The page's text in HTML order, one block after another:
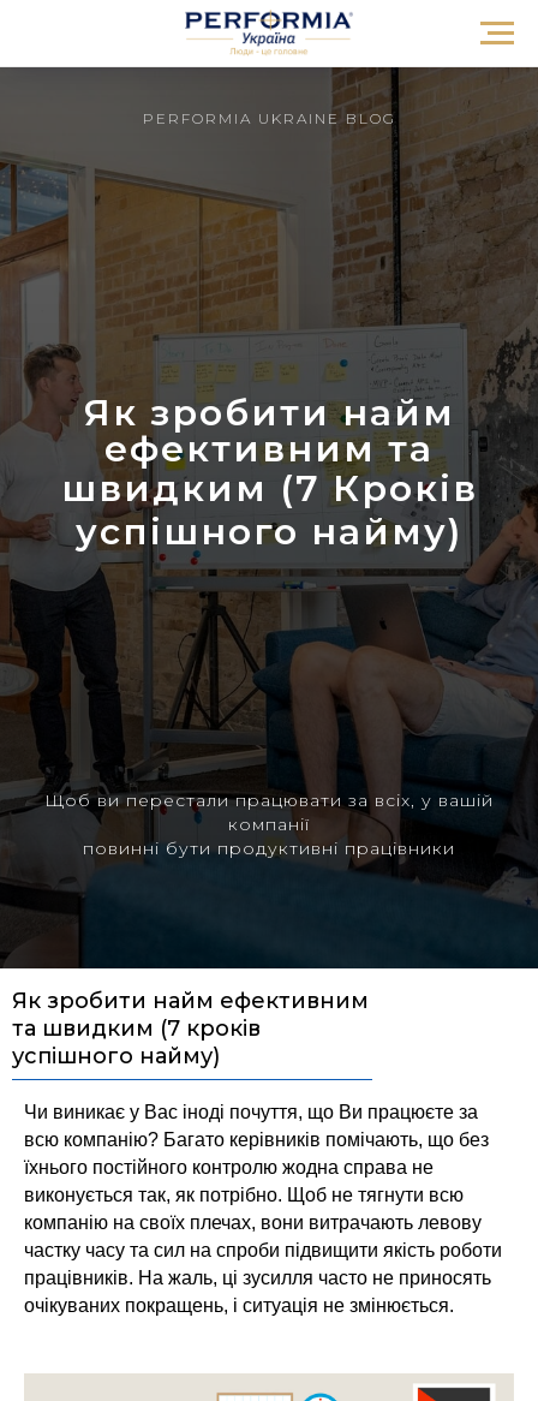
Як зробити найм
ефективним та
швидким (7 Кроків
успішного найму)
PERFORMIA UKRAINE BLOG
Щоб ви перестали працювати за всіх, у вашій
компанії
повинні бути продуктивні працівники
Як зробити найм ефективним
та швидким (7 кроків
успішного найму)
Чи виникає у Вас іноді почуття, що Ви працюєте за
всю компанію? Багато керівників помічають, що без
їхнього постійного контролю жодна справа не
виконується так, як потрібно. Щоб не тягнути всю
компанію на своїх плечах, вони витрачають левову
частку часу та сил на спроби підвищити якість роботи
працівників. На жаль, ці зусилля часто не приносять
очікуваних покращень, і ситуація не змінюється.